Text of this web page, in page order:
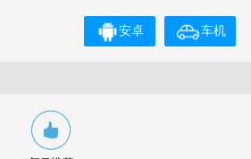
车机
安卓